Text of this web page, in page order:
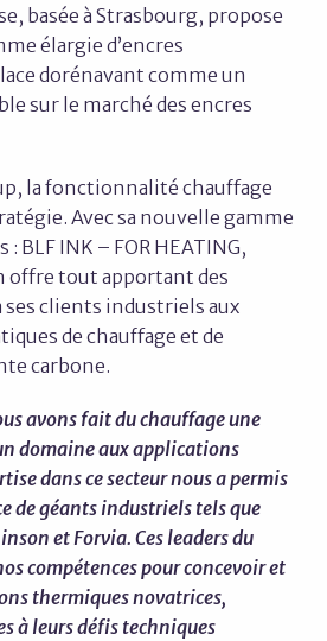
basée à Strasbourg, propose
élargie d’encres
dorénavant comme un
sur le marché des encres
la fonctionnalité chauffage
Avec sa nouvelle gamme
BLF INK – FOR HEATING,
offre tout apportant des
ses clients industriels aux
de chauffage et de
carbone.
avons fait du chauffage une
domaine aux applications
dans ce secteur nous a permis
de géants industriels tels que
et Forvia. Ces leaders du
compétences pour concevoir et
thermiques novatrices,
à leurs défis techniques